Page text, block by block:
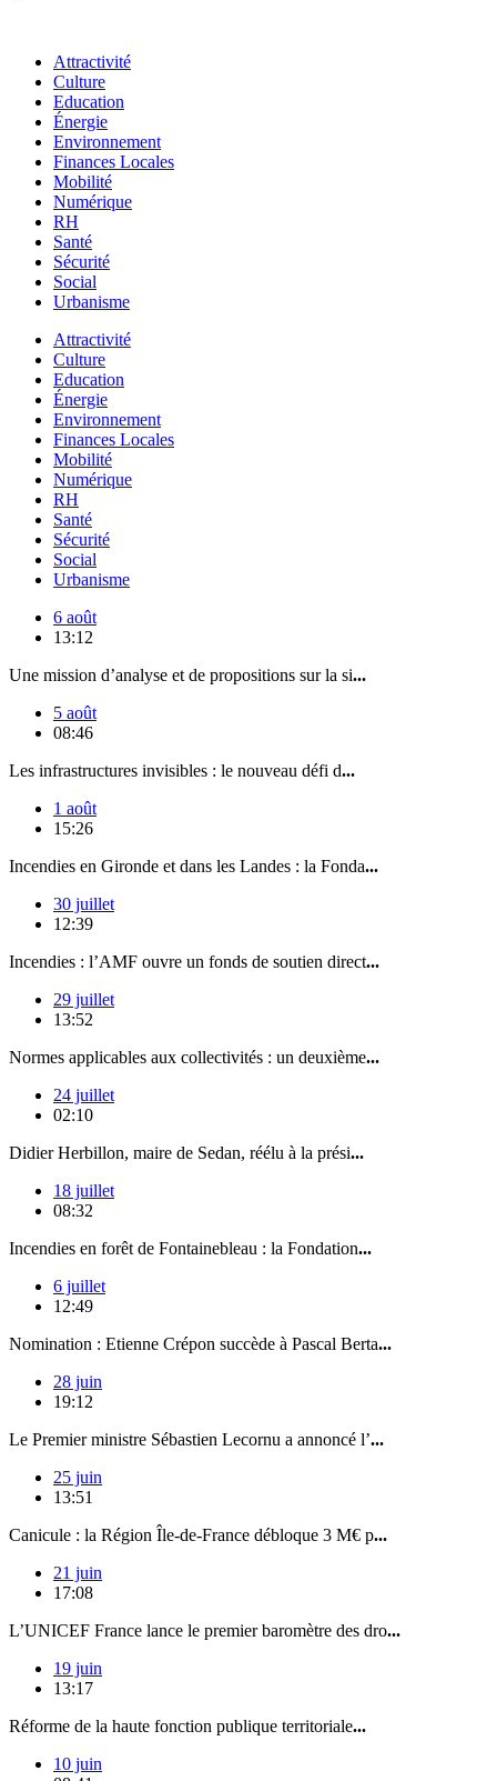
Attractivité
Culture
Education
Énergie
Environnement
Finances Locales
Mobilité
Numérique
RH
Santé
Sécurité
Social
Urbanisme
Attractivité
Culture
Education
Énergie
Environnement
Finances Locales
Mobilité
Numérique
RH
Santé
Sécurité
Social
Urbanisme
6 août
13:12
Une mission d’analyse et de propositions sur la si...
5 août
08:46
Les infrastructures invisibles : le nouveau défi d...
1 août
15:26
Incendies en Gironde et dans les Landes : la Fonda...
30 juillet
12:39
Incendies : l’AMF ouvre un fonds de soutien direct...
29 juillet
13:52
Normes applicables aux collectivités : un deuxième...
24 juillet
02:10
Didier Herbillon, maire de Sedan, réélu à la prési...
18 juillet
08:32
Incendies en forêt de Fontainebleau : la Fondation...
6 juillet
12:49
Nomination : Etienne Crépon succède à Pascal Berta...
28 juin
19:12
Le Premier ministre Sébastien Lecornu a annoncé l’...
25 juin
13:51
Canicule : la Région Île-de-France débloque 3 M€ p...
21 juin
17:08
L’UNICEF France lance le premier baromètre des dro...
19 juin
13:17
Réforme de la haute fonction publique territoriale...
10 juin